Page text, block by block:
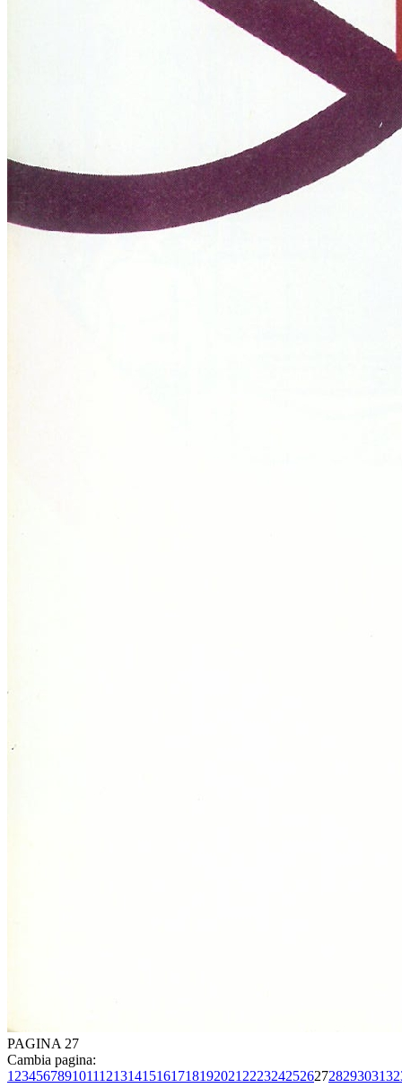
PAGINA 27
Cambia pagina:
1 23456789101112131415161718192021 2223242526272829303132